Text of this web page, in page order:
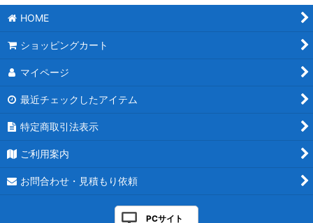
HOME
ショッピングカート
マイページ
最近チェックしたアイテム
特定商取引法表示
ご利用案内
お問合わせ・見積もり依頼
PCサイト